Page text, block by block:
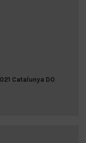
Catalunya DO